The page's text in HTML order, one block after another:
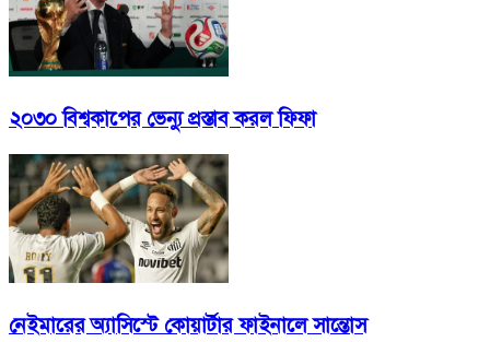
২০৩০ বিশ্বকাপের ভেন্যু প্রস্তাব করল ফিফা
নেইমারের অ্যাসিস্টে কোয়ার্টার ফাইনালে সান্তোস